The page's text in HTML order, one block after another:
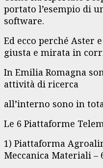
portato l’esempio di
software.
Ed ecco perché Aster
giusta e mirata in
In Emilia Romagna
attività di ricerca
all’interno sono in
Le 6 Piattaforme
1) Piattaforma
Meccanica Materiali –